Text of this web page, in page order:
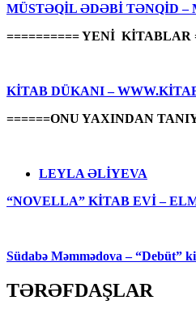
MÜSTƏQİL ƏDƏBİ TƏNQİD –
========== YENİ KİTABLAR
KİTAB DÜKANI –
======ONU YAXINDAN
LEYLA ƏLİYEVA
“NOVELLA” KİTAB EVİ –
Südabə Məmmədova – “Debüt”
TƏRƏFDAŞLAR